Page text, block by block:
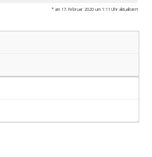
* am 17. Februar 2020 um 1:11 Uhr aktualisiert